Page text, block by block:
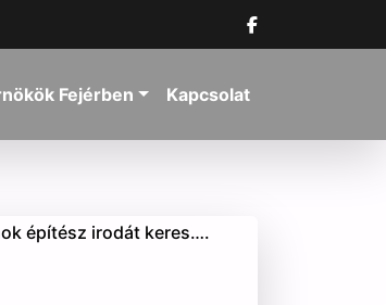
Fejérben Kapcsolat
építész irodát keres….